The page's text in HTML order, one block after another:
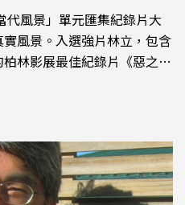
風景」單元匯集紀錄片大
風景。入選強片林立，包含
林影展最佳紀錄片《惡之三
別提及《最初的54年：軍
– An Abbreviated